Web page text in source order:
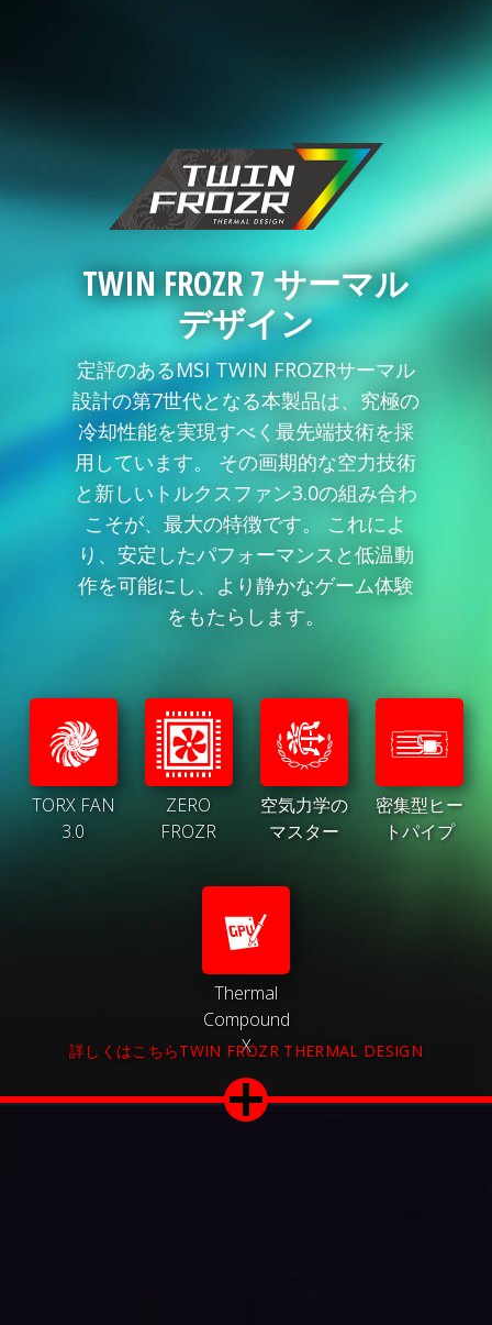
TWIN FROZR 7 サーマル
デザイン
定評のあるMSI TWIN FROZRサーマル
設計の第7世代となる本製品は、究極の
冷却性能を実現すべく最先端技術を採
用しています。 その画期的な空力技術
と新しいトルクスファン3.0の組み合わ
こそが、最大の特徴です。 これによ
り、安定したパフォーマンスと低温動
作を可能にし、より静かなゲーム体験
をもたらします。
TORX FAN
3.0
ZERO
FROZR
空気力学の
マスター
密集型ヒー
トパイプ
Thermal
Compound
X
詳しくはこちらTWIN FROZR THERMAL DESIGN